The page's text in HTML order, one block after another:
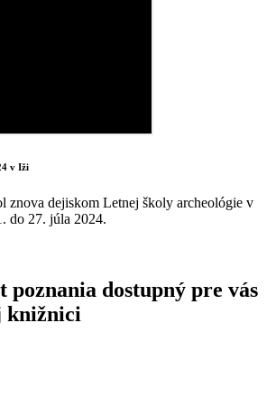
v Iži
znova dejiskom Letnej školy archeológie v
do 27. júla 2024.
poznania dostupný pre vás
knižnici